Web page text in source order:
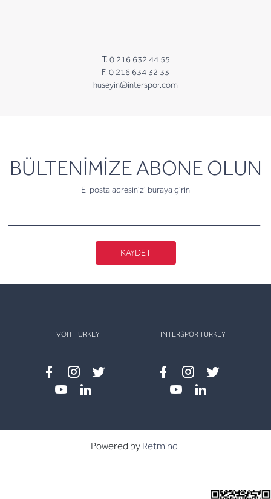
T. 0 216 632 44 55
F. 0 216 634 32 33
huseyin@interspor.com
BÜLTENİMİZE ABONE OLUN
E-posta adresinizi buraya girin
newsletter
KAYDET
VOIT TURKEY
Facebook
instagram
twitter
INTERSPOR TURKEY
Facebook
instagram
twitter
Powered by Retmind